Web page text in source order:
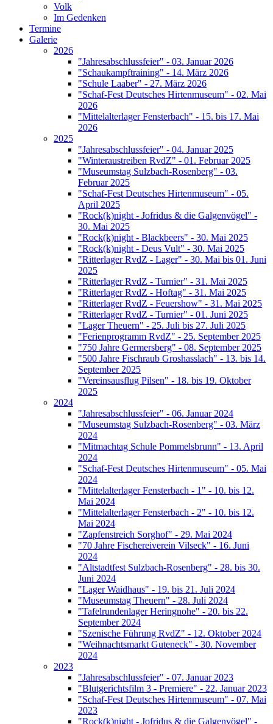
Volk
Im Gedenken
Termine
Galerie
2026
"Jahresabschlussfeier" - 03. Januar 2026
"Schaukampftraining" - 14. März 2026
"Schule Laaber" - 27. März 2026
"Schaf-Fest Deutsches Hirtenmuseum" - 02. Mai
2026
"Mittelalterlager Fensterbach" - 15. bis 17. Mai
2026
2025
"Jahresabschlussfeier" - 04. Januar 2025
"Winteraustreiben RvdZ" - 01. Februar 2025
"Museumstag Sulzbach-Rosenberg" - 03.
Februar 2025
"Schaf-Fest Deutsches Hirtenmuseum" - 05.
April 2025
"Rock(k)night - Jofridus & die Galgenvögel" -
30. Mai 2025
"Rock(k)night - Blackbeers" - 30. Mai 2025
"Rock(k)night - Deus Vult" - 30. Mai 2025
"Ritterlager RvdZ - Lager" - 30. Mai bis 01. Juni
2025
"Ritterlager RvdZ - Turnier" - 31. Mai 2025
"Ritterlager RvdZ - Hoftag" - 31. Mai 2025
"Ritterlager RvdZ - Feuershow" - 31. Mai 2025
"Ritterlager RvdZ - Turnier" - 01. Juni 2025
"Lager Theuern" - 25. Juli bis 27. Juli 2025
"Ferienprogramm RvdZ" - 25. September 2025
"750 Jahre Germersberg" - 08. September 2025
"500 Jahre Fischraub Groshasslach" - 13. bis 14.
September 2025
"Vereinsausflug Pilsen" - 18. bis 19. Oktober
2025
2024
"Jahresabschlussfeier" - 06. Januar 2024
"Museumstag Sulzbach-Rosenberg" - 03. März
2024
"Mitmachtag Schule Pommelsbrunn" - 13. April
2024
"Schaf-Fest Deutsches Hirtenmuseum" - 05. Mai
2024
"Mittelalterlager Fensterbach - 1" - 10. bis 12.
Mai 2024
"Mittelalterlager Fensterbach - 2" - 10. bis 12.
Mai 2024
"Zapfenstreich Sorghof" - 29. Mai 2024
"70 Jahre Fischereiverein Vilseck" - 16. Juni
2024
"Altstadtfest Sulzbach-Rosenberg" - 28. bis 30.
Juni 2024
"Lager Waidhaus" - 19. bis 21. Juli 2024
"Museumstag Theuern" - 28. Juli 2024
"Tafelrundenlager Heringnohe" - 20. bis 22.
September 2024
"Szenische Führung RvdZ" - 12. Oktober 2024
"Weihnachtsmarkt Guteneck" - 30. November
2024
2023
"Jahresabschlussfeier" - 07. Januar 2023
"Blutgerichtsfilm 3 - Premiere" - 22. Januar 2023
"Schaf-Fest Deutsches Hirtenmuseum" - 07. Mai
2023
"Rock(k)night - Jofridus & die Galgenvögel" -